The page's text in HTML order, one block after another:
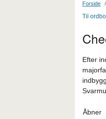
Forside
Til
Efter
Åbner